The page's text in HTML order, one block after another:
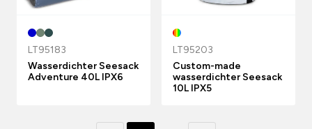
LT95183
Wasserdichter Seesack
Adventure 40L IPX6
LT95203
Custom-made
wasserdichter Seesack
10L IPX5